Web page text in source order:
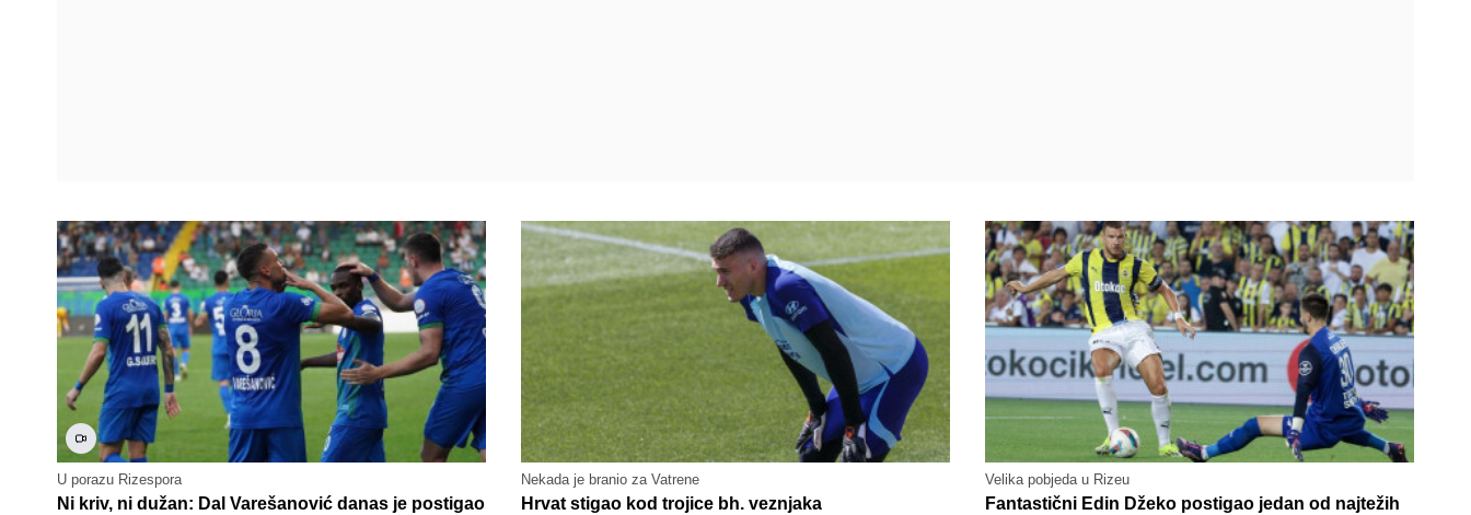
U porazu Rizespora
Ni kriv, ni dužan: Dal Varešanović danas je postigao
Nekada je branio za Vatrene
Hrvat stigao kod trojice bh. veznjaka
Velika pobjeda u Rizeu
Fantastični Edin Džeko postigao jedan od najtežih